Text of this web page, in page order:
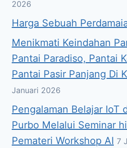
2026
Harga Sebuah
Menikmati Keindahan
Pantai Paradiso, Pantai
Pantai Pasir Panjang Di
Januari 2026
Pengalaman Belajar IoT
Purbo Melalui Seminar
Pemateri Workshop AI 7